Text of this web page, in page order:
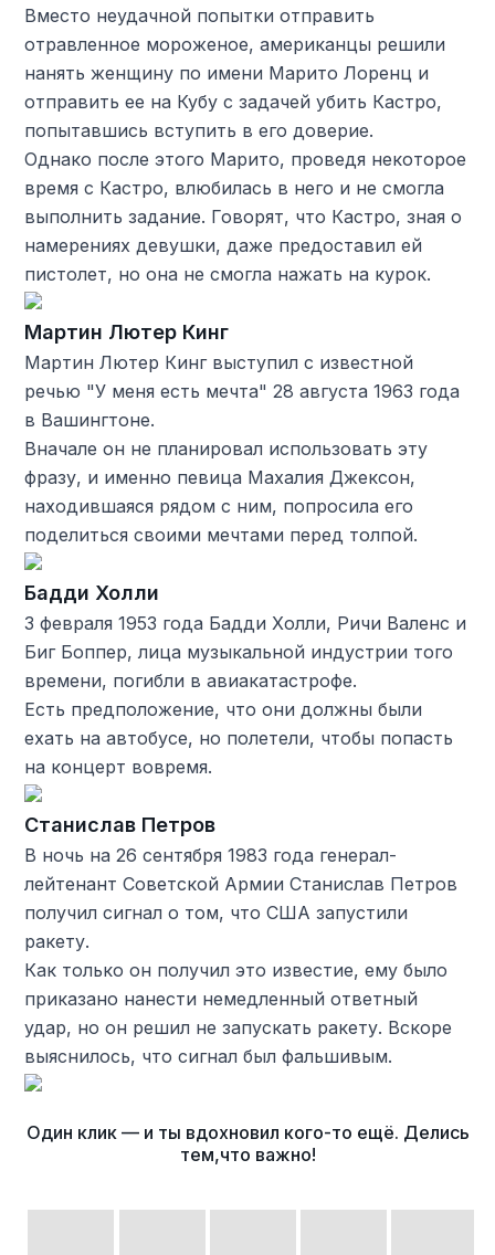
Вместо неудачной попытки отправить
отравленное мороженое, американцы решили
нанять женщину по имени Марито Лоренц и
отправить ее на Кубу с задачей убить Кастро,
попытавшись вступить в его доверие.
Однако после этого Марито, проведя некоторое
время с Кастро, влюбилась в него и не смогла
выполнить задание. Говорят, что Кастро, зная о
намерениях девушки, даже предоставил ей
пистолет, но она не смогла нажать на курок.
Мартин Лютер Кинг
Мартин Лютер Кинг выступил с известной
речью "У меня есть мечта" 28 августа 1963 года
в Вашингтоне.
Вначале он не планировал использовать эту
фразу, и именно певица Махалия Джексон,
находившаяся рядом с ним, попросила его
поделиться своими мечтами перед толпой.
Бадди Холли
3 февраля 1953 года Бадди Холли, Ричи Валенс и
Биг Боппер, лица музыкальной индустрии того
времени, погибли в авиакатастрофе.
Есть предположение, что они должны были
ехать на автобусе, но полетели, чтобы попасть
на концерт вовремя.
Станислав Петров
В ночь на 26 сентября 1983 года генерал-
лейтенант Советской Армии Станислав Петров
получил сигнал о том, что США запустили
ракету.
Как только он получил это известие, ему было
приказано нанести немедленный ответный
удар, но он решил не запускать ракету. Вскоре
выяснилось, что сигнал был фальшивым.